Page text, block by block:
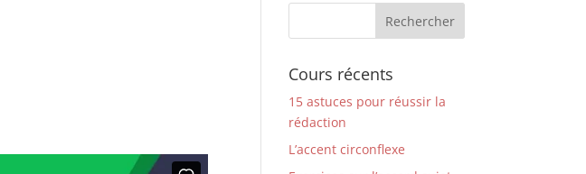
Cours récents
15 astuces pour réussir la
rédaction
L’accent circonflexe